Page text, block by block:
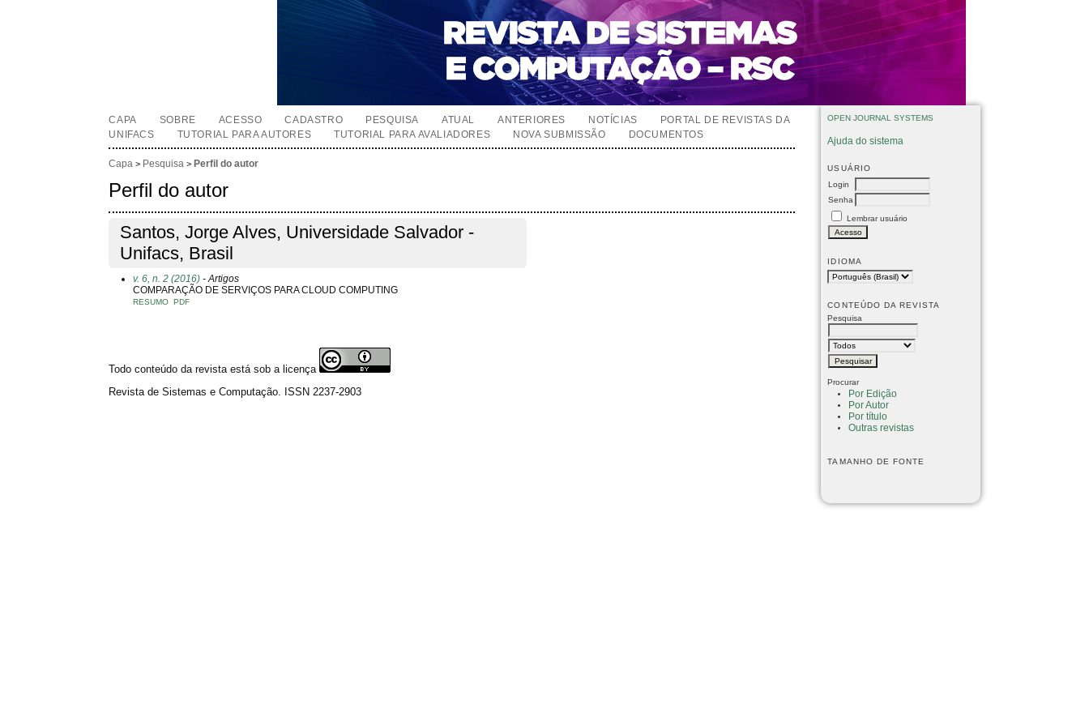
OPEN JOURNAL SYSTEMS
Ajuda do sistema
USUÁRIO
Login
Senha
Lembrar usuário
IDIOMA
CONTEÚDO DA REVISTA
Pesquisa
Procurar
Por Edição
Por Autor
Por título
Outras revistas
TAMANHO DE FONTE
CAPA SOBRE ACESSO CADASTRO PESQUISA ATUAL ANTERIORES NOTÍCIAS
PORTAL DE REVISTAS DA
UNIFACS
TUTORIAL PARA AUTORES TUTORIAL PARA AVALIADORES NOVA SUBMISSÃO DOCUMENTOS
Capa > Pesquisa > Perfil do autor
Perfil do autor
Santos, Jorge Alves, Universidade Salvador -
Unifacs, Brasil
v. 6, n. 2 (2016) - Artigos
COMPARAÇÃO DE SERVIÇOS PARA CLOUD COMPUTING
RESUMO PDF
Todo conteúdo da revista está sob a licença
Revista de Sistemas e Computação. ISSN 2237-2903